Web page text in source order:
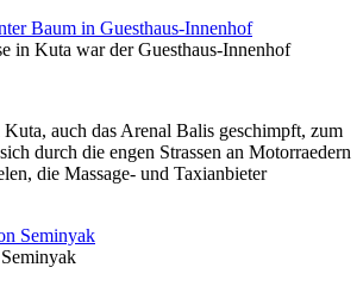
in Kuta war der Guesthaus-Innenhof
auch das Arenal Balis geschimpft, zum
durch die engen Strassen an Motorraedern
die Massage- und Taxianbieter